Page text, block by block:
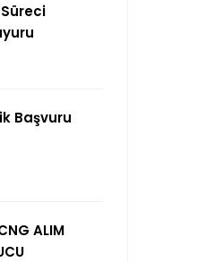
Başvuru
ALIM